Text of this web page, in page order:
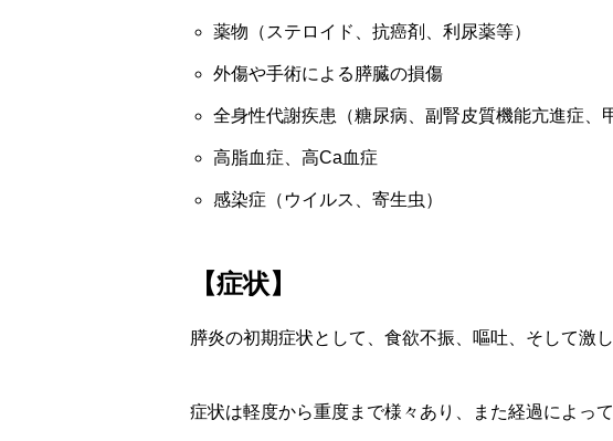
薬物（ステロイド、抗癌剤、利尿薬等）
外傷や手術による膵臓の損傷
全身性代謝疾患（糖尿病、副腎皮質機能亢進症、
高脂血症、高Ca血症
感染症（ウイルス、寄生虫）
【症状】
膵炎の初期症状として、食欲不振、嘔吐、そして激
症状は軽度から重度まで様々あり、また経過によっ